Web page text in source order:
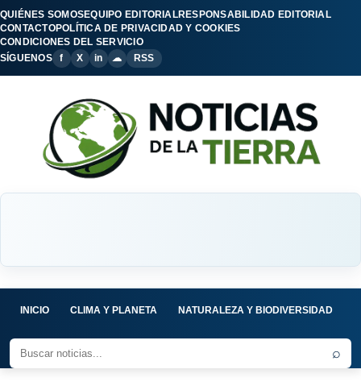
QUIÉNES SOMOSEQUIPO EDITORIALRESPONSABILIDAD EDITORIAL
CONTACTOPOLÍTICA DE PRIVACIDAD Y COOKIES
CONDICIONES DEL SERVICIO
SÍGUENOS
f X in ☁ RSS
INICIO CLIMA Y PLANETA NATURALEZA Y BIODIVERSIDAD
⌕